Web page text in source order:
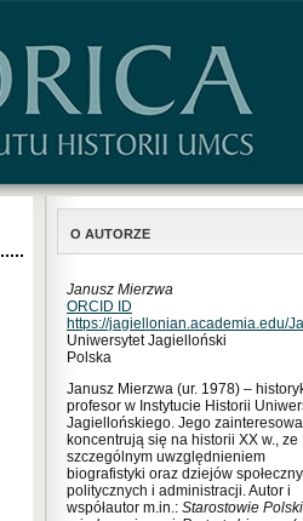
O AUTORZE
Janusz Mierzwa
ORCID ID
https://jagiellonian.academia.edu/
Uniwersytet Jagielloński
Polska
Janusz Mierzwa (ur. 1978) –
profesor w Instytucie Historii
Jagiellońskiego. Jego
koncentrują się na historii XX w., ze
szczególnym uwzględnieniem
biografistyki oraz dziejów
politycznych i administracji. Autor i
współautor m.in.: Starostowie Polski